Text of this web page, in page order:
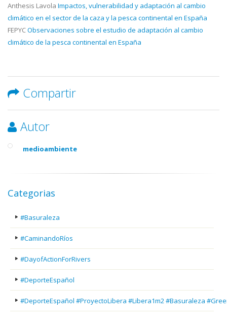
Anthesis Lavola Impactos, vulnerabilidad y adaptación al cambio
climático en el sector de la caza y la pesca continental en España
FEPYCObservaciones sobre el estudio de adaptación al cambio
climático de la pesca continental en España
Compartir
Autor
medioambiente
Categorias
#Basuraleza
#CaminandoRíos
#DayofActionForRivers
#DeporteEspañol
#DeporteEspañol #ProyectoLibera #Libera1m2 #Basuraleza